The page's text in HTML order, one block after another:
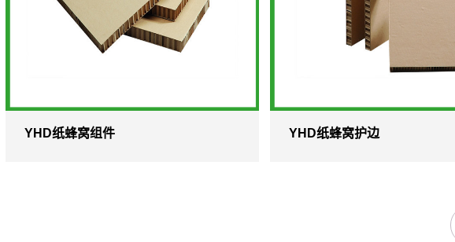
YHD纸蜂窝组件 YHD纸蜂窝护边